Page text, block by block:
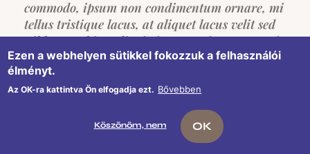
commodo, ipsum non condimentum ornare, mi
tellus tristique lacus, at aliquet lacus velit sed
nibh. Curabitur dignissim, sem vitae venenatis
commodo, neque arcu tempus nulla, suscipit
lacinia neque justo eget augue. Aliquam
maximus risus sed mi molestie pretium.
Maecenas porttitor eros non ullamcorper
luctus. Donec ac est neque. Nullam sagittis
finibus est in elementum. Maecenas dolor
Ezen a webhelyen sütikkel fokozzuk a felhasználói
élményt.
Az OK-ra kattintva Ön elfogadja ezt. Bővebben
OK
Köszönöm, nem